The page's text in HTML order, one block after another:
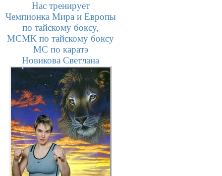
Нас тренирует
Чемпионка Мира и Европы
по тайскому боксу,
МСМК по тайскому боксу
МС по каратэ
Новикова Светлана